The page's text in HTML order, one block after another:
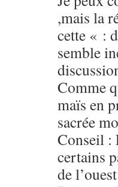
,mais la
cette « :
semble
Comme
maïs en
sacrée
Conseil :
certains
de